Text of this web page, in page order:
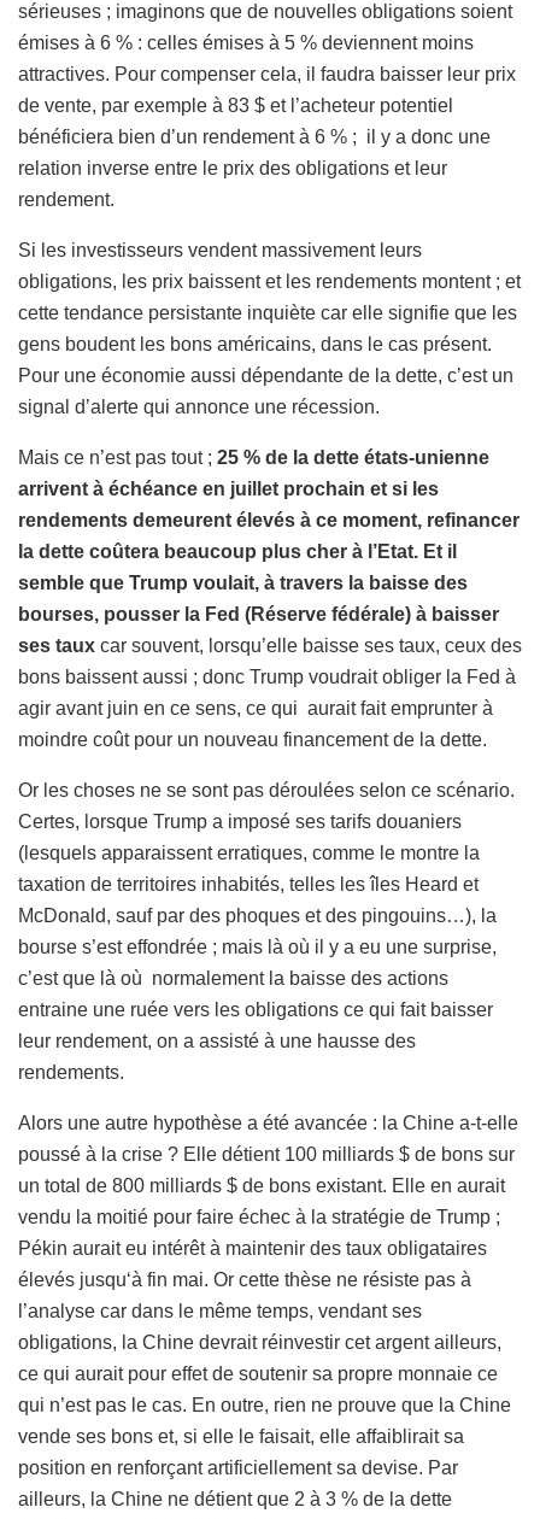
sérieuses ; imaginons que de nouvelles obligations soient
émises à 6 % : celles émises à 5 % deviennent moins
attractives. Pour compenser cela, il faudra baisser leur prix
de vente, par exemple à 83 $ et l’acheteur potentiel
bénéficiera bien d’un rendement à 6 % ; il y a donc une
relation inverse entre le prix des obligations et leur
rendement.
Si les investisseurs vendent massivement leurs
obligations, les prix baissent et les rendements montent ; et
cette tendance persistante inquiète car elle signifie que les
gens boudent les bons américains, dans le cas présent.
Pour une économie aussi dépendante de la dette, c’est un
signal d’alerte qui annonce une récession.
Mais ce n’est pas tout ; 25 % de la dette états-unienne
arrivent à échéance en juillet prochain et si les
rendements demeurent élevés à ce moment, refinancer
la dette coûtera beaucoup plus cher à l’Etat. Et il
semble que Trump voulait, à travers la baisse des
bourses, pousser la Fed (Réserve fédérale) à baisser
ses taux car souvent, lorsqu’elle baisse ses taux, ceux des
bons baissent aussi ; donc Trump voudrait obliger la Fed à
agir avant juin en ce sens, ce qui aurait fait emprunter à
moindre coût pour un nouveau financement de la dette.
Or les choses ne se sont pas déroulées selon ce scénario.
Certes, lorsque Trump a imposé ses tarifs douaniers
(lesquels apparaissent erratiques, comme le montre la
taxation de territoires inhabités, telles les îles Heard et
McDonald, sauf par des phoques et des pingouins…), la
bourse s’est effondrée ; mais là où il y a eu une surprise,
c’est que là où normalement la baisse des actions
entraine une ruée vers les obligations ce qui fait baisser
leur rendement, on a assisté à une hausse des
rendements.
Alors une autre hypothèse a été avancée : la Chine a-t-elle
poussé à la crise ? Elle détient 100 milliards $ de bons sur
un total de 800 milliards $ de bons existant. Elle en aurait
vendu la moitié pour faire échec à la stratégie de Trump ;
Pékin aurait eu intérêt à maintenir des taux obligataires
élevés jusqu‘à fin mai. Or cette thèse ne résiste pas à
l’analyse car dans le même temps, vendant ses
obligations, la Chine devrait réinvestir cet argent ailleurs,
ce qui aurait pour effet de soutenir sa propre monnaie ce
qui n’est pas le cas. En outre, rien ne prouve que la Chine
vende ses bons et, si elle le faisait, elle affaiblirait sa
position en renforçant artificiellement sa devise. Par
ailleurs, la Chine ne détient que 2 à 3 % de la dette